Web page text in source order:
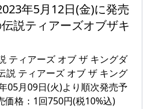
年5月12日(金)に発売
説ティアーズオブザキ
ティアーズ オブ ザ キングダ
説 ティアーズ オブ ザ キング
05月09日(火)より順次発売予
価格：1回750円(税10%込)